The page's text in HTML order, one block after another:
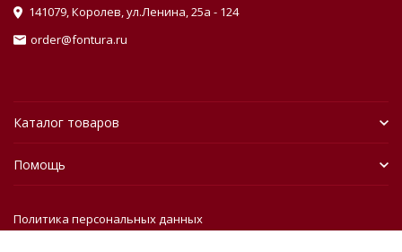
141079, Королев, ул.Ленина, 25а - 124
order@fontura.ru
Каталог товаров
Помощь
Политика персональных данных